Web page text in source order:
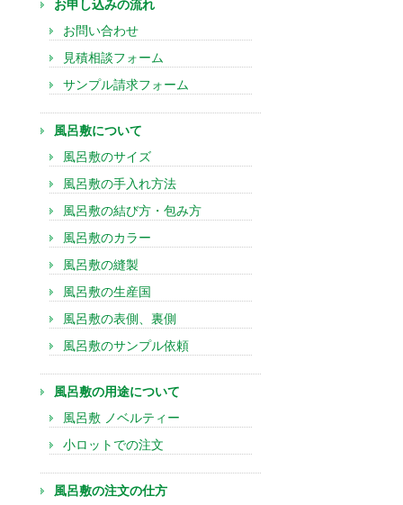
お申し込みの流れ
お問い合わせ
見積相談フォーム
サンプル請求フォーム
風呂敷について
風呂敷のサイズ
風呂敷の手入れ方法
風呂敷の結び方・包み方
風呂敷のカラー
風呂敷の縫製
風呂敷の生産国
風呂敷の表側、裏側
風呂敷のサンプル依頼
風呂敷の用途について
風呂敷 ノベルティー
小ロットでの注文
風呂敷の注文の仕方